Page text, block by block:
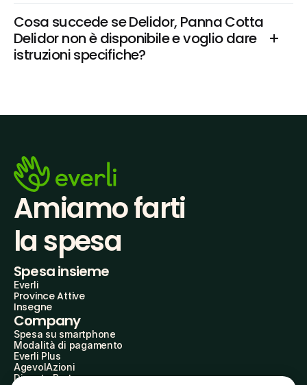
Cosa succede se Delidor, Panna Cotta
Delidor non è disponibile e voglio dare
istruzioni specifiche?
Amiamo farti
la spesa
Spesa insieme
Everli
Province Attive
Insegne
Company
Spesa su smartphone
Modalità di pagamento
Everli Plus
AgevolAzioni
Diventa Partner